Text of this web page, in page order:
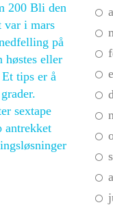
200 Bli den
var i mars
på
høstes eller
tips er å
sextape
antrekket